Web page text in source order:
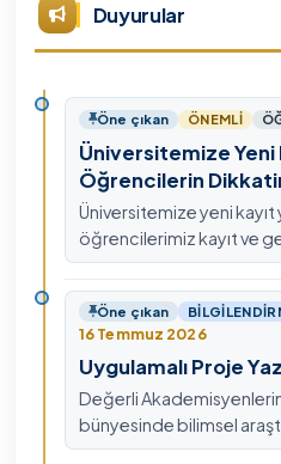
Duyurular
Öne çıkan ÖNEMLI
Üniversitemize Yeni
Öğrencilerin
Üniversitemize yeni kayıt
öğrencilerimiz kayıt ve
211 75 75 Dahili: 1913
ulaşabilirsiniz.
Öne çıkan
16 Temmuz 2026
Uygulamalı Proje
Değerli
bünyesinde bilimsel
kültürünü güçlendirmek,